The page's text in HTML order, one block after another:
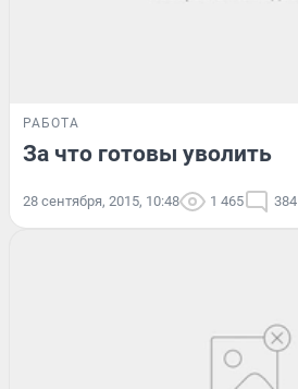
РАБОТА
За что готовы уволить
28 сентября, 2015, 10:48 1 465 384